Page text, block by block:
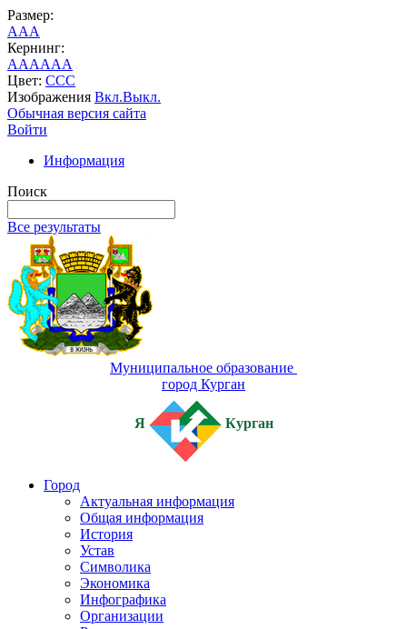
Размер:
AAA
Кернинг:
AAAAAA
Цвет: CCC
Изображения Вкл.Выкл.
Обычная версия сайта
Войти
Информация
Поиск
Все результаты
Муниципальное образование
город Курган
Я Курган
Город
Актуальная информация
Общая информация
История
Устав
Символика
Экономика
Инфографика
Организации